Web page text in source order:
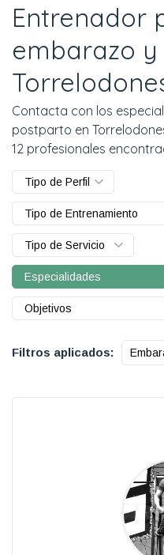
Entrenador
embarazo
Contacta con los
postparto en
12 profesionales
Tipo de Perfil
Tipo de Entrenamiento
Tipo de Servicio
Especialidades
Objetivos
Filtros aplicados: